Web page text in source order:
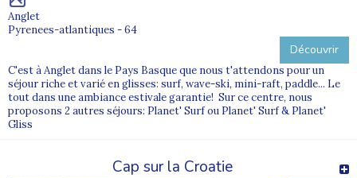
Anglet
Pyrenees-atlantiques - 64
Découvrir
C'est à Anglet dans le Pays Basque que nous t'attendons pour un
séjour riche et varié en glisses: surf, wave-ski, mini-raft, paddle... Le
tout dans une ambiance estivale garantie! Sur ce centre, nous
proposons 2 autres séjours: Planet' Surf ou Planet' Surf & Planet'
Gliss
Cap sur la Croatie